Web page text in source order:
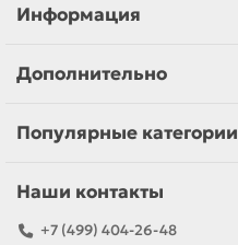
Информация
Дополнительно
Популярные категории
Наши контакты
+7 (499) 404-26-48